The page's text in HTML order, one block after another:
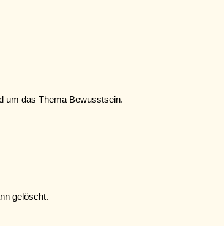
um das Thema Bewusstsein.
gelöscht.